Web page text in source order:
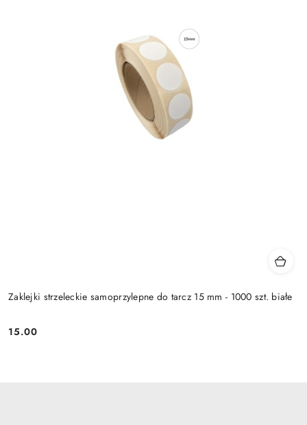
Zaklejki strzeleckie samoprzylepne do tarcz 15 mm - 1000 szt. białe
Cena:
15.00